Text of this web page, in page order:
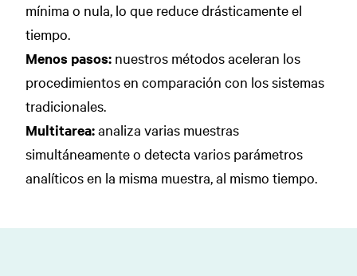
mínima o nula, lo que reduce drásticamente el
tiempo.
Menos pasos: nuestros métodos aceleran los
procedimientos en comparación con los sistemas
tradicionales.
Multitarea:analiza varias muestras
simultáneamente o detecta varios parámetros
analíticos en la misma muestra, al mismo tiempo.